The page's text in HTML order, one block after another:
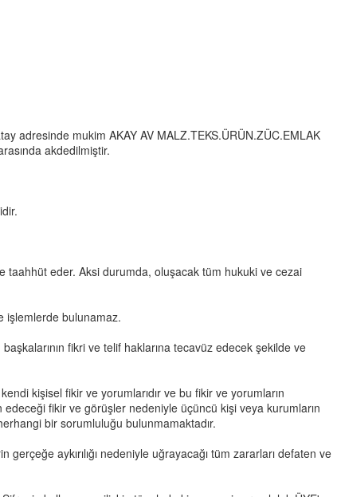
adresinde mukim AKAY AV MALZ.TEKS.ÜRÜN.ZÜC.EMLAK
akdedilmiştir.
taahhüt eder. Aksi durumda, oluşacak tüm hukuki ve cezai
işlemlerde bulunamaz.
fikri ve telif haklarına tecavüz edecek şekilde ve
kişisel fikir ve yorumlarıdır ve bu fikir ve yorumların
edeceği fikir ve görüşler nedeniyle üçüncü kişi veya kurumların
bir sorumluluğu bulunmamaktadır.
aykırılığı nedeniyle uğrayacağı tüm zararları defaten ve